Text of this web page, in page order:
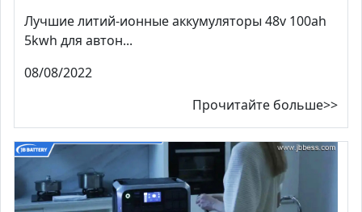
Лучшие литий-ионные аккумуляторы 48v 100ah
5kwh для автон...
08/08/2022
Прочитайте больше>>